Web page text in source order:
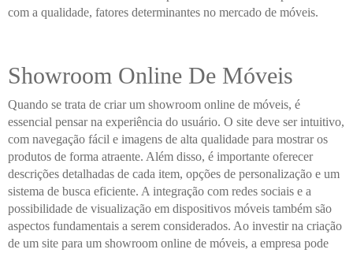
com a qualidade, fatores determinantes no mercado de móveis.
Showroom Online De Móveis
Quando se trata de criar um showroom online de móveis, é
essencial pensar na experiência do usuário. O site deve ser intuitivo,
com navegação fácil e imagens de alta qualidade para mostrar os
produtos de forma atraente. Além disso, é importante oferecer
descrições detalhadas de cada item, opções de personalização e um
sistema de busca eficiente. A integração com redes sociais e a
possibilidade de visualização em dispositivos móveis também são
aspectos fundamentais a serem considerados. Ao investir na criação
de um site para um showroom online de móveis, a empresa pode